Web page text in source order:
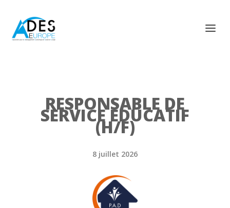
RESPONSABLE DE
SERVICE EDUCATIF
(H/F)
8 juillet 2026